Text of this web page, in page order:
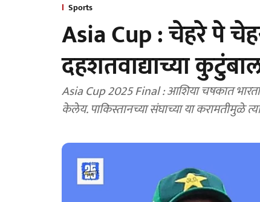
Sports
Asia Cup : चेहरे पे
दहशतवाद्याच्या
Asia Cup 2025 Final : आशिया चषकात
केलेय. पाकिस्तानच्या संघाच्या या करामतीमुळे